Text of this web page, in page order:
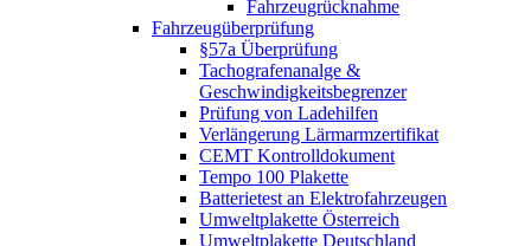
Fahrzeugrücknahme
Fahrzeugüberprüfung
§57a Überprüfung
Tachografenanalge &
Geschwindigkeitsbegrenzer
Prüfung von Ladehilfen
Verlängerung Lärmarmzertifikat
CEMT Kontrolldokument
Tempo 100 Plakette
Batterietest an Elektrofahrzeugen
Umweltplakette Österreich
Umweltplakette Deutschland